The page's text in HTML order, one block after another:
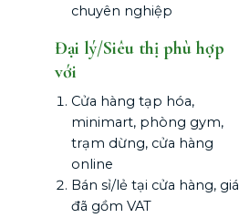
chuyên nghiệp
Đại lý/Siêu thị phù hợp
với
Cửa hàng tạp hóa,
minimart, phòng gym,
trạm dừng, cửa hàng
online
Bán sỉ/lẻ tại cửa hàng, giá
đã gồm VAT